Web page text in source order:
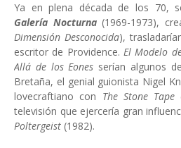
Ya en plena década de los 70,
Galería Nocturna (1969-1973),
Dimensión Desconocida),
escritor de Providence. El Modelo
Allá de los Eones serían algunos
Bretaña, el genial guionista Nigel
lovecraftiano con The Stone Tape
televisión que ejercería gran
Poltergeist (1982).